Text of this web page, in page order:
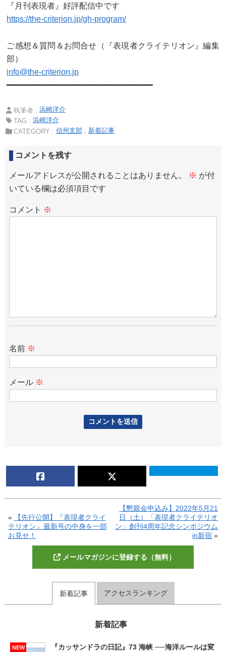
『月刊表現者』好評配信中です
https://the-criterion.jp/gh-program/
ご感想＆質問＆お問合せ（『表現者クライテリオン』編集
部）
info@the-criterion.jp
━━━━━━━━━━━━━━━━━━━━━━━━━━━━━
執筆者 : 浜崎洋介
TAG : 浜崎洋介
CATEGORY : 信州支部 新着記事
コメントを残す
メールアドレスが公開されることはありません。 ※ が付
いている欄は必須項目です
コメント ※
名前 ※
メール ※
«
【先行公開】『表現者クライ
テリオン』最新号の中身を一部
お見せ！
【懇親会申込み】2022年5月21
日（土）「表現者クライテリオ
ン」創刊4周年記念シンポジウム
in新宿 »
メールマガジンに登録する（無料）
新着記事 アクセスランキング
新着記事
NEW
『カッサンドラの日記』73 海峡 ──海洋ルールは変